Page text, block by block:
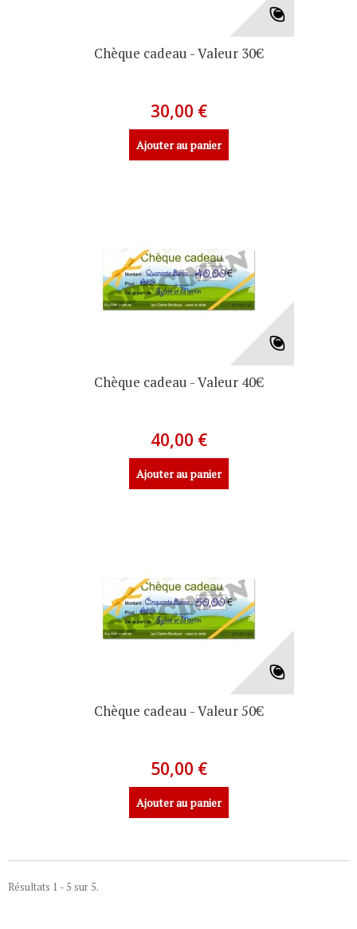
Chèque cadeau - Valeur 30€
30,00 €
Ajouter au panier
Chèque cadeau - Valeur 40€
40,00 €
Ajouter au panier
Chèque cadeau - Valeur 50€
50,00 €
Ajouter au panier
Résultats 1 - 5 sur 5.